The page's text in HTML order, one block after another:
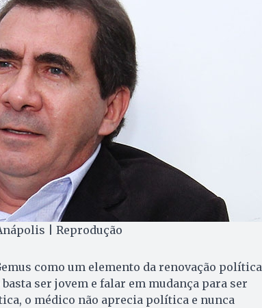
| Reprodução
como um elemento da renovação política
ser jovem e falar em mudança para ser
o médico não aprecia política e nunca